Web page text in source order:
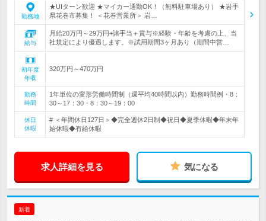
勤務地
★UIターン歓迎 ★マイカー通勤OK！（無料駐車場あり） ★岩手
県花巻市募集！ ＜花巻営業所＞ 岩…
給与
月給20万円～29万円+諸手当＋賞与※経験・年齢を考慮の上、当
社規定により優遇します。※試用期間3ヶ月あり（期間中営…
初年度
年収
320万円～470万円
勤務
時間
1年単位の変形労働時間制（週平均40時間以内）勤務時間例・8：
30～17：30・8：30～19：00
休日
休暇
# ＜年間休日127日＞◆完全週休2日制◆祝日◆夏季休暇◆年末年
始休暇◆有給休暇
求人詳細を見る 気になる
新着